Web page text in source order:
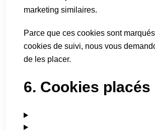
marketing similaires.
Parce que ces cookies sont
cookies de suivi, nous vous
de les placer.
6. Cookies placés